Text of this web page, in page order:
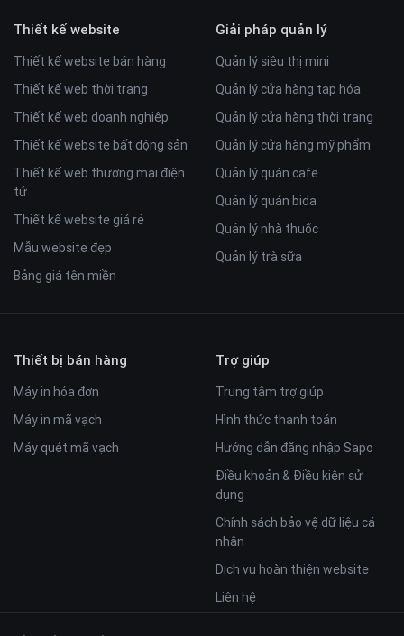
Thiết kế website
Thiết kế website bán hàng
Thiết kế web thời trang
Thiết kế web doanh nghiệp
Thiết kế website bất động sản
Thiết kế web thương mại điện
tử
Thiết kế website giá rẻ
Mẫu website đẹp
Bảng giá tên miền
Giải pháp quản lý
Quản lý siêu thị mini
Quản lý cửa hàng tạp hóa
Quản lý cửa hàng thời trang
Quản lý cửa hàng mỹ phẩm
Quản lý quán cafe
Quản lý quán bida
Quản lý nhà thuốc
Quản lý trà sữa
Thiết bị bán hàng
Máy in hóa đơn
Máy in mã vạch
Máy quét mã vạch
Trợ giúp
Trung tâm trợ giúp
Hình thức thanh toán
Hướng dẫn đăng nhập Sapo
Điều khoản & Điều kiện sử
dụng
Chính sách bảo vệ dữ liệu cá
nhân
Dịch vụ hoàn thiện website
Liên hệ